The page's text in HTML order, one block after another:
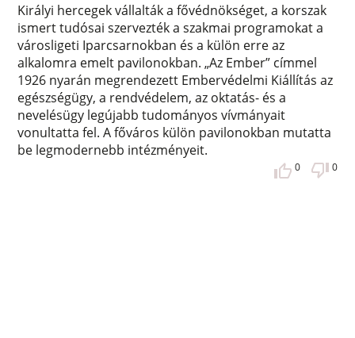
Királyi hercegek vállalták a fővédnökséget, a korszak
ismert tudósai szervezték a szakmai programokat a
városligeti Iparcsarnokban és a külön erre az
alkalomra emelt pavilonokban. „Az Ember” címmel
1926 nyarán megrendezett Embervédelmi Kiállítás az
egészségügy, a rendvédelem, az oktatás- és a
nevelésügy legújabb tudományos vívmányait
vonultatta fel. A főváros külön pavilonokban mutatta
be legmodernebb intézményeit.
0 0